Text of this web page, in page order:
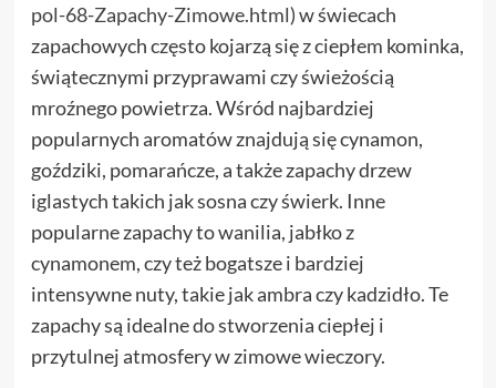
pol-68-Zapachy-Zimowe.html) w świecach
zapachowych często kojarzą się z ciepłem kominka,
świątecznymi przyprawami czy świeżością
mroźnego powietrza. Wśród najbardziej
popularnych aromatów znajdują się cynamon,
goździki, pomarańcze, a także zapachy drzew
iglastych takich jak sosna czy świerk. Inne
popularne zapachy to wanilia, jabłko z
cynamonem, czy też bogatsze i bardziej
intensywne nuty, takie jak ambra czy kadzidło. Te
zapachy są idealne do stworzenia ciepłej i
przytulnej atmosfery w zimowe wieczory.